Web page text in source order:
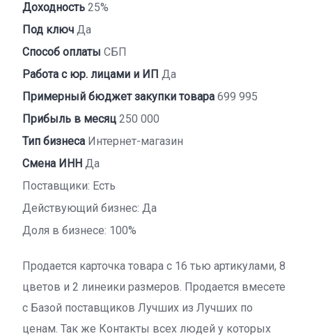
Доходность 25%
Под ключ Да
Способ оплаты СБП
Работа с юр. лицами и ИП Да
Примерный бюджет закупки товара 699 995
Прибыль в месяц 250 000
Тип бизнеса Интернет-магазин
Смена ИНН Да
Поставщики: Есть
Действующий бизнес: Да
Доля в бизнесе: 100%
Продается карточка товара с 16 тью артикулами, 8
цветов и 2 линеики размеров. Продается вмесете
с Базой поставщиков Лучших из Лучших по
ценам. Так же Контакты всех людей у которых